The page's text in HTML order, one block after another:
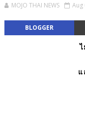
MOJO THAI NEWS Aug
BLOGGER
แ